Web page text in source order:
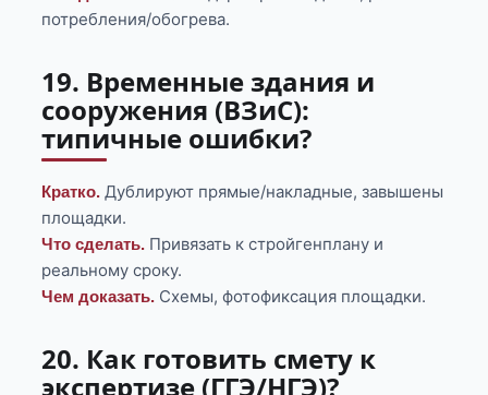
потребления/обогрева.
19. Временные здания и
сооружения (ВЗиС):
типичные ошибки?
Кратко. Дублируют прямые/накладные, завышены
площадки.
Что сделать. Привязать к стройгенплану и
реальному сроку.
Чем доказать. Схемы, фотофиксация площадки.
20. Как готовить смету к
экспертизе (ГГЭ/НГЭ)?